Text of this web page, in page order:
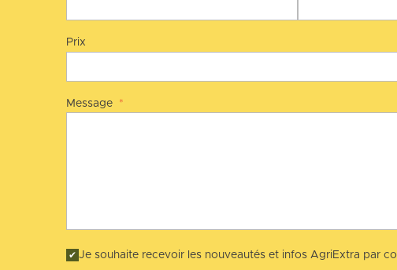
Prix
Message *
Je souhaite recevoir les nouveautés et infos AgriExtra par